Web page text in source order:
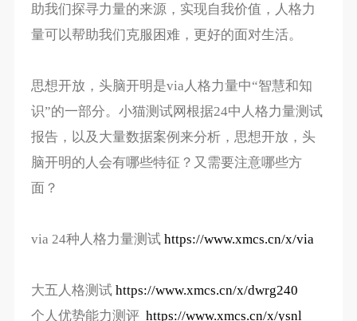
助我们探寻力量的来源，实现自我价值，人格力
量可以帮助我们克服困难，更好的面对生活。
思想开放，头脑开明是via人格力量中“智慧和知
识”的一部分。小猫测试网根据24中人格力量测试
报告，以及大量数据案例来分析，思想开放，头
脑开明的人会有哪些特征？又需要注意哪些方
面？
via 24种人格力量测试 https://www.xmcs.cn/x/via
大五人格测试 https://www.xmcs.cn/x/dwrg240
个人优势能力测评 https://www.xmcs.cn/x/ysnl